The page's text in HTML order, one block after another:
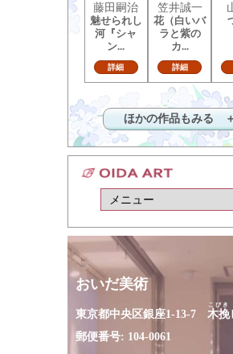
藤田嗣治
魅せられし
河『シャ
ン...
詳細
笠井誠一
花（白いバ
ラと紫の
カ...
詳細
ほかの作品もみる
おいだ美術
東京都中央区銀座1-13-7 木挽
こびき
郵便番号: 104-0061